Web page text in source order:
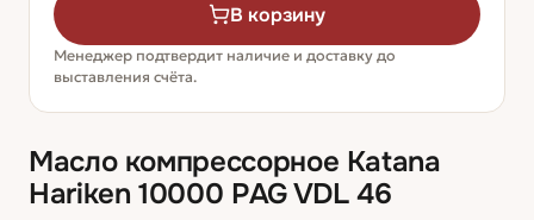
Масло компрессорное Katana
Hariken 10000 PAG VDL 46
В корзину
Менеджер подтвердит наличие и доставку до
выставления счёта.